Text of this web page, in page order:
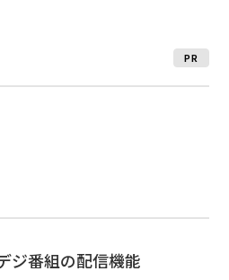
PR
ジ番組の配信機能